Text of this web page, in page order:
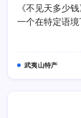
《不见天多少
一个在特定语
武夷山特产